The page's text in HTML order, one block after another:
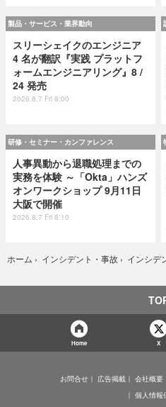
製品・サービス・業界動向
スリーシェイクのエンジニア
4 名が翻訳『実践 プラットフ
ォームエンジニアリング』8 /
24 発売
2026.8.7 Fri 8:00
研修・セミナー・カンファレンス
人事異動から退職処理までの
実務を体験 ～「Okta」ハンズ
オンワークショップ 9月11日
大阪で開催
2026.8.7 Fri 8:10
ホーム › インシデント・事故 › インシデ
Home X
お問合せ 広告掲載 会社概要
個人情報